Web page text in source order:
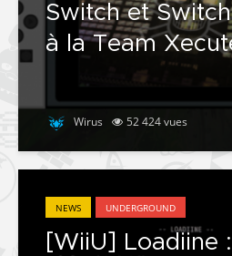
Switch et
à la Team
Wirus 52 424 vues
NEWS UNDERGROUND
[WiiU] Loadiine